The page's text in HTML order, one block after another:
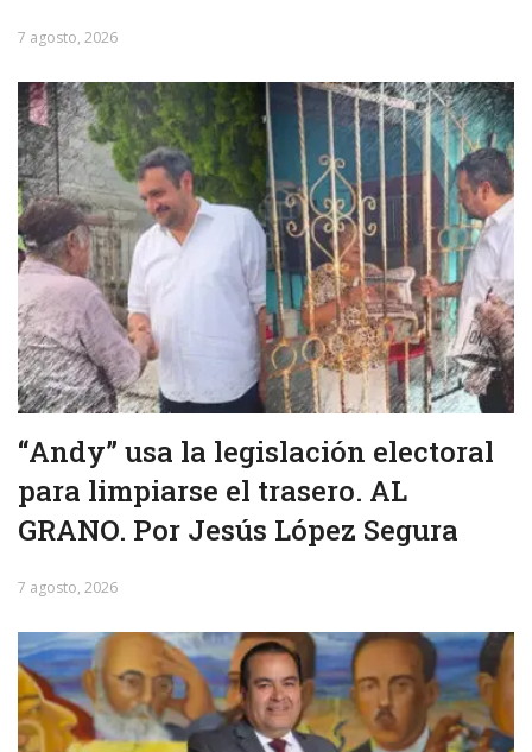
7 agosto, 2026
“Andy” usa la legislación electoral
para limpiarse el trasero. AL
GRANO. Por Jesús López Segura
7 agosto, 2026